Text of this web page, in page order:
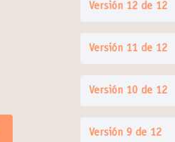
Versión 12 de 12
Versión 11 de 12
Versión 10 de 12
Versión 9 de 12